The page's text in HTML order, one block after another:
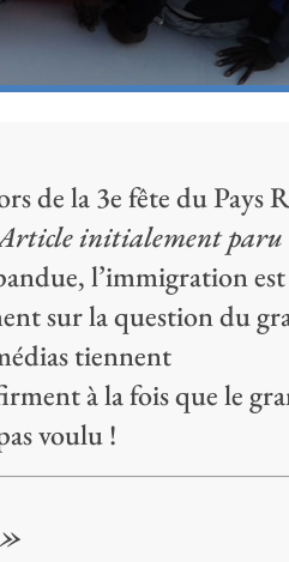
de la 3e fête du Pays
initialement paru
l’immigration est
sur la question du
tiennent
à la fois que le
voulu !